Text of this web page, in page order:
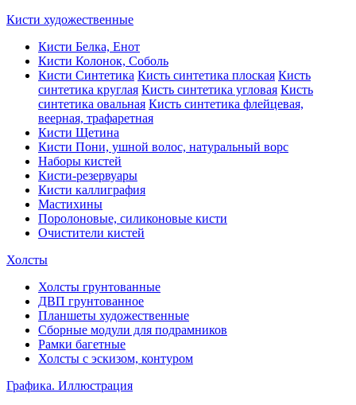
Кисти художественные
Кисти Белка, Енот
Кисти Колонок, Соболь
Кисти Синтетика Кисть синтетика плоская Кисть
синтетика круглая Кисть синтетика угловая Кисть
синтетика овальная Кисть синтетика флейцевая,
веерная, трафаретная
Кисти Щетина
Кисти Пони, ушной волос, натуральный ворс
Наборы кистей
Кисти-резервуары
Кисти каллиграфия
Мастихины
Поролоновые, силиконовые кисти
Очистители кистей
Холсты
Холсты грунтованные
ДВП грунтованное
Планшеты художественные
Сборные модули для подрамников
Рамки багетные
Холсты c эскизом, контуром
Графика. Иллюстрация